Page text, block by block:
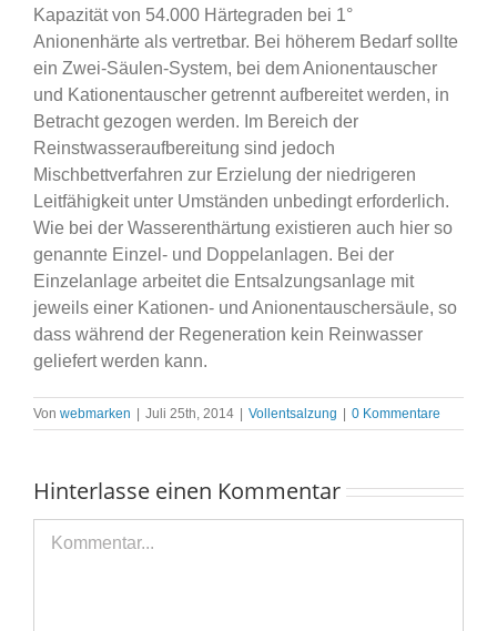
Kapazität von 54.000 Härtegraden bei 1°
Anionenhärte als vertretbar. Bei höherem Bedarf sollte
ein Zwei-Säulen-System, bei dem Anionentauscher
und Kationentauscher getrennt aufbereitet werden, in
Betracht gezogen werden. Im Bereich der
Reinstwasseraufbereitung sind jedoch
Mischbettverfahren zur Erzielung der niedrigeren
Leitfähigkeit unter Umständen unbedingt erforderlich.
Wie bei der Wasserenthärtung existieren auch hier so
genannte Einzel- und Doppelanlagen. Bei der
Einzelanlage arbeitet die Entsalzungsanlage mit
jeweils einer Kationen- und Anionentauschersäule, so
dass während der Regeneration kein Reinwasser
geliefert werden kann.
Von webmarken Juli 25th, 2014 Vollentsalzung 0 Kommentare
Hinterlasse einen Kommentar